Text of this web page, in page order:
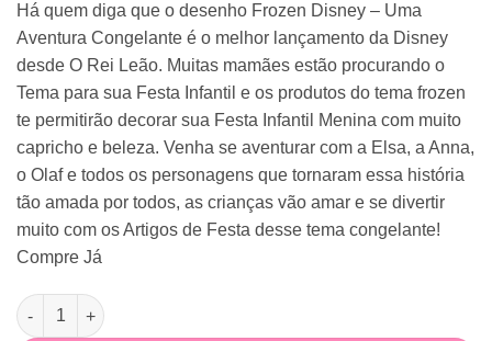
Há quem diga que o desenho Frozen Disney – Uma
Aventura Congelante é o melhor lançamento da Disney
desde O Rei Leão. Muitas mamães estão procurando o
Tema para sua Festa Infantil e os produtos do tema frozen
te permitirão decorar sua Festa Infantil Menina com muito
capricho e beleza. Venha se aventurar com a Elsa, a Anna,
o Olaf e todos os personagens que tornaram essa história
tão amada por todos, as crianças vão amar e se divertir
muito com os Artigos de Festa desse tema congelante!
Compre Já
Kit Festa Frozen quantidade